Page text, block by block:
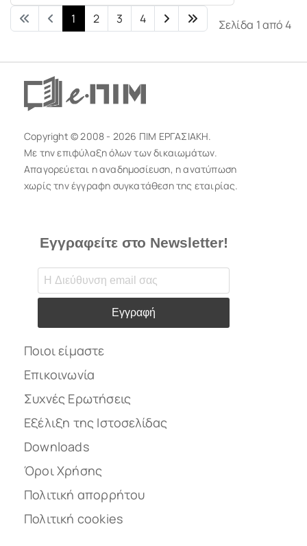
Σελίδα 1 από 4
1 2 3 4
Copyright © 2008 - 2026 ΠΙΜ ΕΡΓΑΣΙΑΚΗ.
Με την επιφύλαξη όλων των δικαιωμάτων.
Απαγορεύεται η αναδημοσίευση, η ανατύπωση
χωρίς την έγγραφη συγκατάθεση της εταιρίας.
Εγγραφείτε στο Newsletter!
Εγγραφή
Ποιοι είμαστε
Επικοινωνία
Συχνές Ερωτήσεις
Εξέλιξη της Ιστοσελίδας
Downloads
Όροι Χρήσης
Πολιτική απορρήτου
Πολιτική cookies